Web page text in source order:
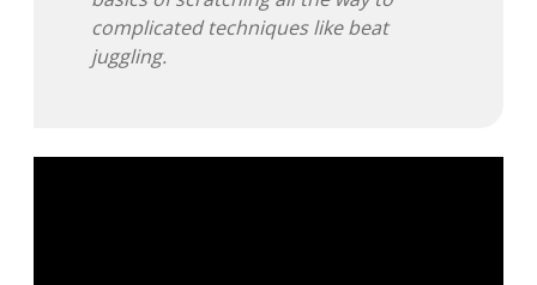
complicated techniques like beat
juggling.